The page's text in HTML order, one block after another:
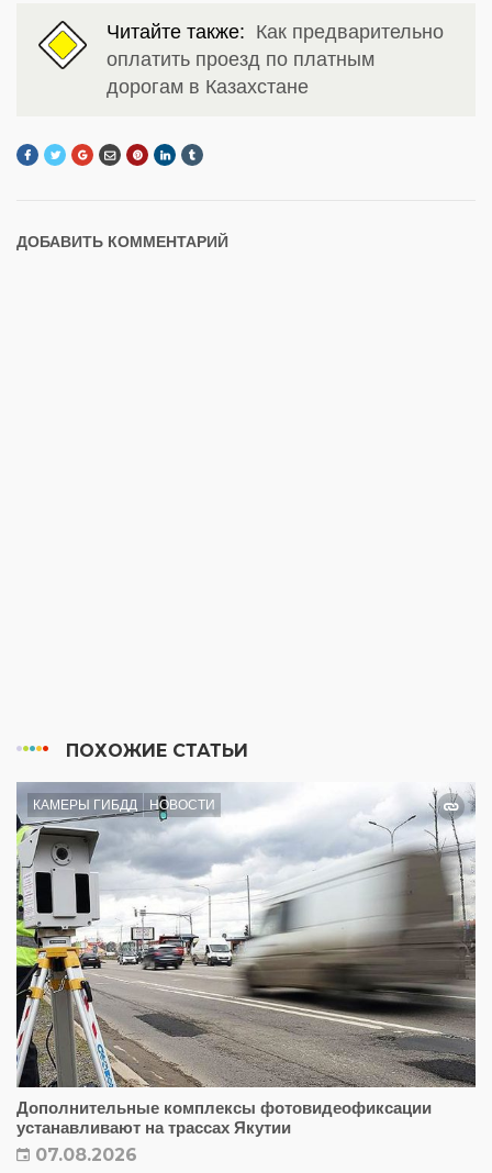
Читайте также: Как предварительно
оплатить проезд по платным
дорогам в Казахстане
ДОБАВИТЬ КОММЕНТАРИЙ
ПОХОЖИЕ СТАТЬИ
КАМЕРЫ ГИБДД НОВОСТИ
Дополнительные комплексы фотовидеофиксации
устанавливают на трассах Якутии
07.08.2026